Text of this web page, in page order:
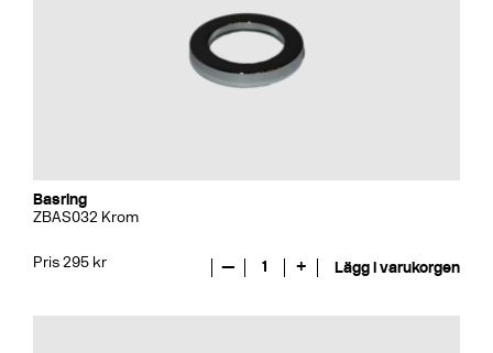
Basring
ZBAS032 Krom
Pris 295 kr — 1 + Lägg i varukorgen